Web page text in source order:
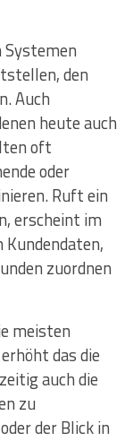
Systemen
den
Auch
heute auch
oft
oder
Ruft ein
erscheint im
zuordnen
meisten
das die
auch die
zu
der Blick in